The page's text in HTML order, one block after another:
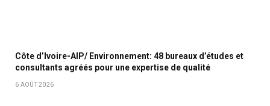
Côte d’Ivoire-AIP/ Environnement: 48 bureaux d’études et
consultants agréés pour une expertise de qualité
6 AOÛT 2026